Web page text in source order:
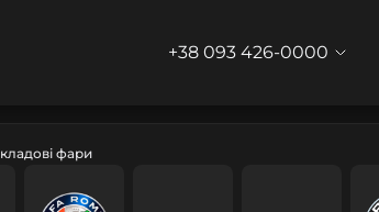
+38 093 426-0000
фари